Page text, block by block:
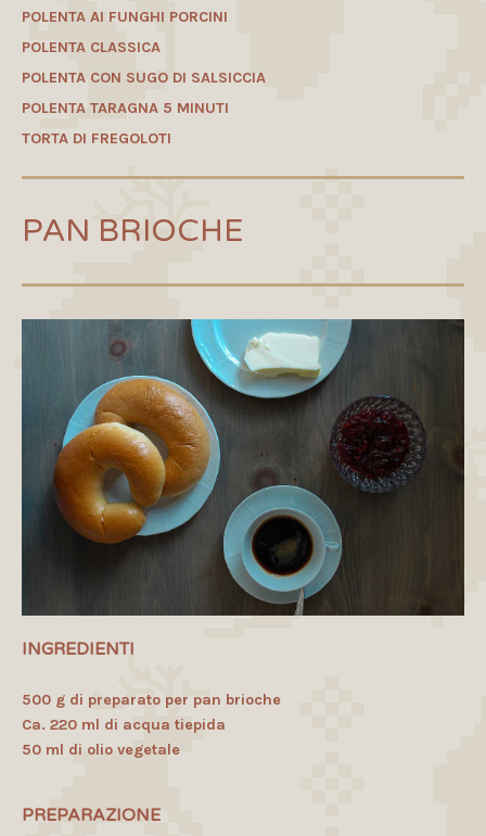
POLENTA AI FUNGHI PORCINI
POLENTA CLASSICA
POLENTA CON SUGO DI SALSICCIA
POLENTA TARAGNA 5 MINUTI
TORTA DI FREGOLOTI
PAN BRIOCHE
INGREDIENTI
500 g di preparato per pan brioche
Ca. 220 ml di acqua tiepida
50 ml di olio vegetale
PREPARAZIONE